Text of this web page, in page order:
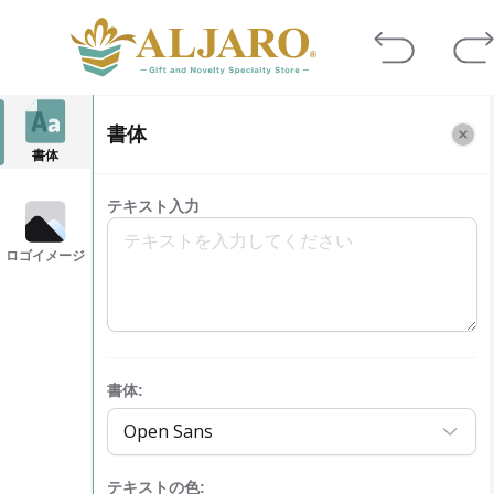
書体
ロゴイメージ
書体
テキスト入力
書体:
Open Sans
テキストの色: